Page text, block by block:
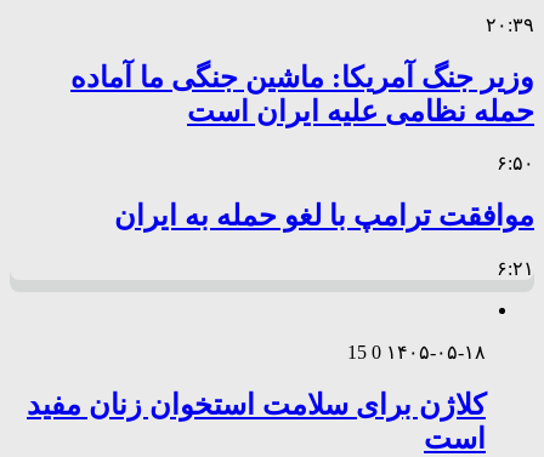
۲۰:۳۹
وزیر جنگ آمریکا: ماشین جنگی ما آماده
حمله نظامی علیه ایران است
۶:۵۰
موافقت ترامپ با لغو حمله به ایران
۶:۲۱
۱۴۰۵-۰۵-۱۸ 0
15
کلاژن برای سلامت استخوان زنان مفید
است